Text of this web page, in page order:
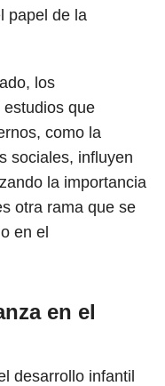
papel de la
los
que
como la
sociales, influyen
la importancia
otra rama que se
en el
en el
desarrollo infantil